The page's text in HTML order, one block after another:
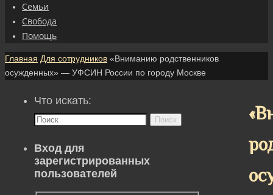
Семьи
Свобода
Помощь
Главная Для сотрудников «Вниманию родственников
осужденных» — УФСИН России по городу Москве
Что искать:
Поиск
Вход для
зарегистрированных
пользователей